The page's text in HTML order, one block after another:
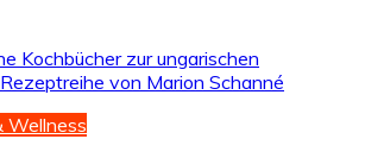
Wellness